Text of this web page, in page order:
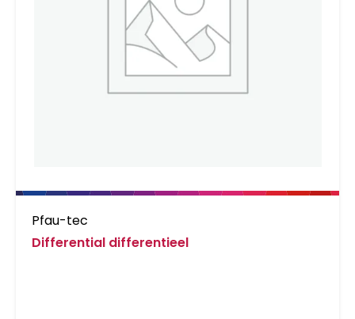
Pfau-tec
Differential differentieel